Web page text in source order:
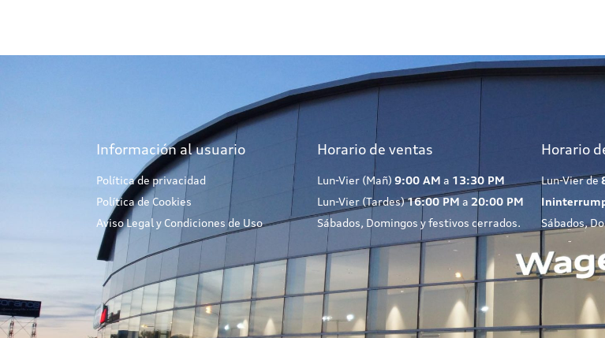
Información al usuario
Política de privacidad
Política de Cookies
Aviso Legal y Condiciones de Uso
Horario de ventas
Lun-Vier (Mañ) 9:00 AM a 13:30 PM
Lun-Vier (Tardes)16:00 PM a 20:00 PM
Sábados, Domingos y festivos cerrados.
Horario
Lun-Vier de
Sábados,